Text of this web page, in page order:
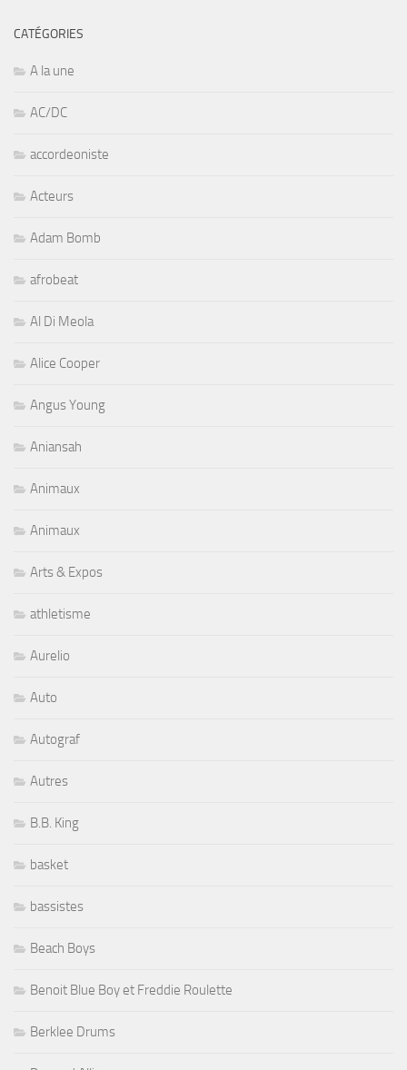
CATÉGORIES
A la une
AC/DC
accordeoniste
Acteurs
Adam Bomb
afrobeat
Al Di Meola
Alice Cooper
Angus Young
Aniansah
Animaux
Animaux
Arts & Expos
athletisme
Aurelio
Auto
Autograf
Autres
B.B. King
basket
bassistes
Beach Boys
Benoit Blue Boy et Freddie Roulette
Berklee Drums